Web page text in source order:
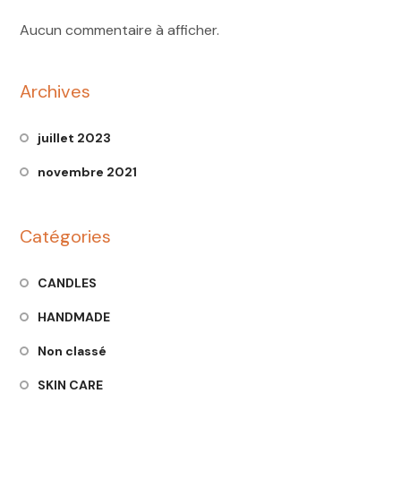
Aucun commentaire à afficher.
Archives
juillet 2023
novembre 2021
Catégories
CANDLES
HANDMADE
Non classé
SKIN CARE